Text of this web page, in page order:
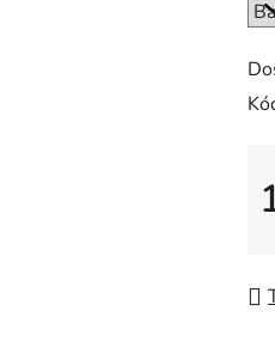
0,0
5